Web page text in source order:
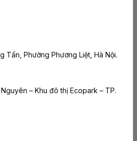
Tấn, Phường Phương Liệt, Hà Nội.
– Khu đô thị Ecopark – TP.